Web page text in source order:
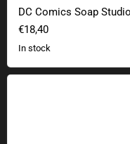
DC Comics Soap
€18,40
In stock